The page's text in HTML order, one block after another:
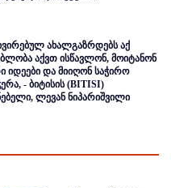
ახალგაზრდებს აქ
აქვთ ისწავლონ, მოიტანონ
იდეები და მიიღონ საჭირო
- ბიტისის (BITISI)
ლევან ნიპარიშვილი